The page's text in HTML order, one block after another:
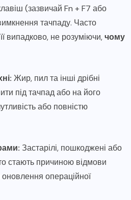
(зазвичай Fn + F7 або
тачпаду. Часто
випадково, не розуміючи,чому
Жир, пил та інші дрібні
під тачпад або на його
або повністю
Застарілі, пошкоджені або
стають причиною відмови
операційної